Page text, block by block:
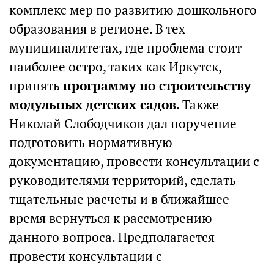
комплекс мер по развитию дошкольного
образования в регионе. В тех
муниципалитетах, где проблема стоит
наиболее остро, таких как Иркутск, —
принять программу по строительству
модульных детских садов. Также
Николай Слободчиков дал поручение
подготовить нормативную
документацию, провести консультации с
руководителями территорий, сделать
тщательные расчеты и в ближайшее
время вернуться к рассмотрению
данного вопроса. Предполагается
провести консультации с